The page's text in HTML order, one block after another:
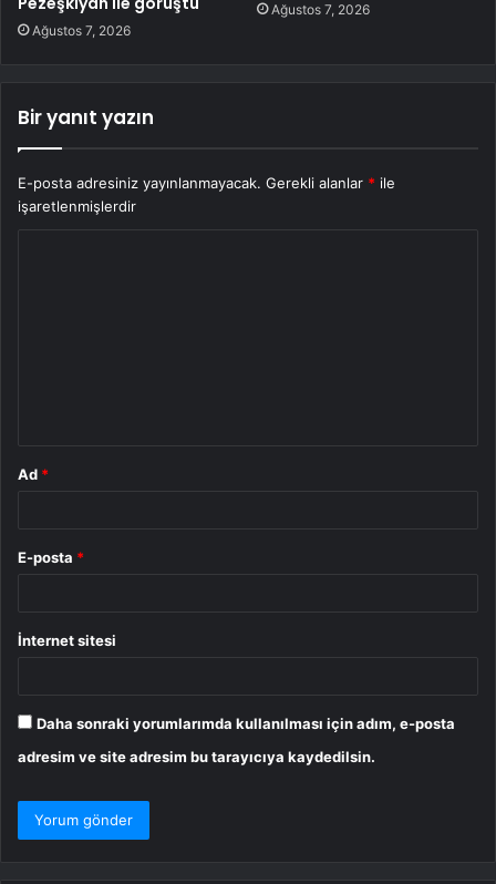
Ağustos 7, 2026
Ağustos 7, 2026
Bir yanıt yazın
E-posta adresiniz yayınlanmayacak. Gerekli alanlar * ile
işaretlenmişlerdir
Ad *
E-posta *
İnternet sitesi
Daha sonraki yorumlarımda kullanılması için adım, e-posta
adresim ve site adresim bu tarayıcıya kaydedilsin.